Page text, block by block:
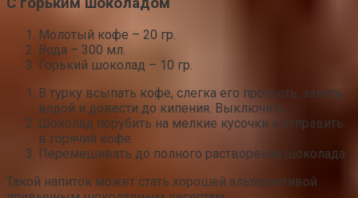
Молотый кофе – 20 гр.
Вода – 300 мл.
Горький шоколад – 10 гр.
В турку всыпать кофе, слегка его прогреть, залить
водой и довести до кипения. Выключить.
Шоколад порубить на мелкие кусочки и отправить
в горячий кофе.
Перемешивать до полного растворения шоколада.
Такой напиток может стать хорошей альтернативой